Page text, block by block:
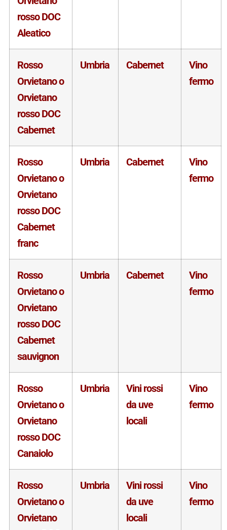
rosso DOC
Aleatico
Rosso
Orvietano o
Orvietano
rosso DOC
Cabernet
Umbria Cabernet
Vino
fermo
Rosso
Orvietano o
Orvietano
rosso DOC
Cabernet
franc
Umbria Cabernet
Vino
fermo
Rosso
Orvietano o
Orvietano
rosso DOC
Cabernet
sauvignon
Umbria Cabernet
Vino
fermo
Rosso
Orvietano o
Orvietano
rosso DOC
Canaiolo
Umbria
Vini rossi
da uve
locali
Vino
fermo
Rosso
Orvietano o
Orvietano
Umbria
Vini rossi
da uve
locali
Vino
fermo